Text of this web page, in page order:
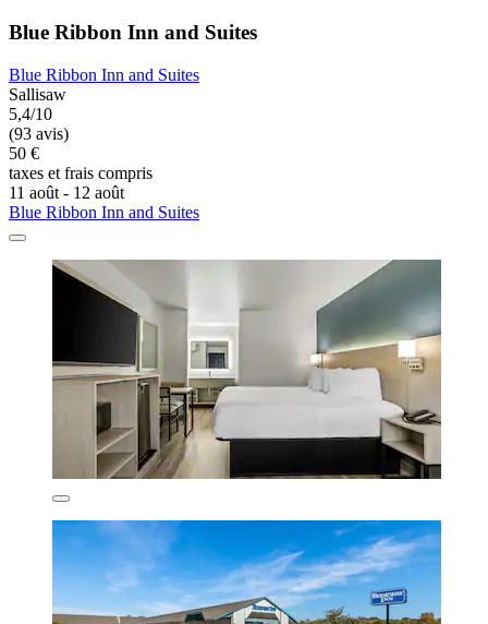
Blue Ribbon Inn and Suites
Blue Ribbon Inn and Suites
Sallisaw
5,4/10
(93 avis)
50 €
taxes et frais compris
11 août - 12 août
Blue Ribbon Inn and Suites